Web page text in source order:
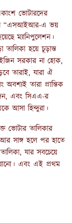
ভোটারদের
“এসআইআর-এ ভয়
ম্যানিপুলেশন।
তালিকা হয়ে চূড়ান্ত
সরকার না হোক,
তারাই, যারা ঐ
তারা প্রান্তিক
এবং সিএএ-র
আসা হিন্দুরা।
ভোটার তালিকার
সাঙ্গ হলে পর হাতে
যার সবচেয়ে
এবং এই প্রথম